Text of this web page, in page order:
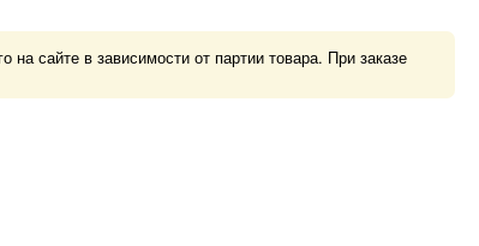
сайте в зависимости от партии товара. При заказе